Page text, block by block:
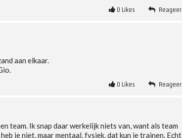
0 Likes Reageer
aan elkaar.
0 Likes Reageer
team. Ik snap daar werkelijk niets van, want als team
je niet, maar mentaal, fysiek, dat kun je trainen. Echt